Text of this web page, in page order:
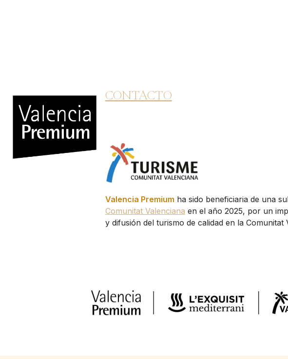
CONTACTO
Valencia Premium ha sido beneficiaria de una
Comunitat Valenciana en el año 2025, por un
y difusión del turismo de calidad en la Comunitat